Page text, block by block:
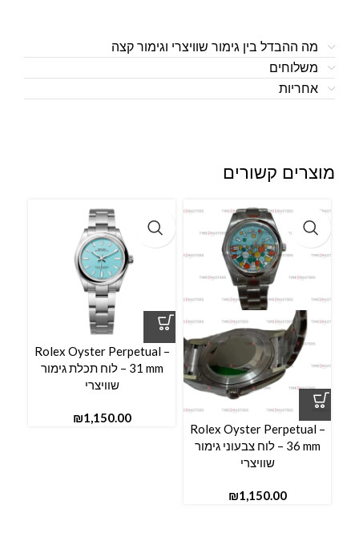
מה ההבדל בין גימור שוויצרי וגימור קצה
משלוחים
אחריות
מוצרים קשורים
Rolex Oyster Perpetual –
36 mm – לוח צבעוני גימור
שוויצרי
₪
Rolex Oyster Perpetual –
31 mm – לוח תכלת גימור
שוויצרי
₪